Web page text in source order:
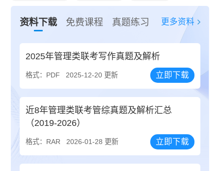
资料下载 免费课程 真题练习 更多资料
2025年管理类联考写作真题及解析
格式：PDF 2025-12-20 更新 立即下载
近8年管理类联考管综真题及解析汇总
（2019-2026）
格式：RAR 2026-01-28 更新 立即下载